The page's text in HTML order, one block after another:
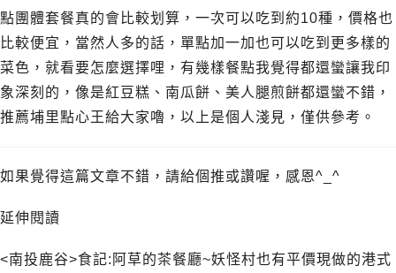
點團體套餐真的會比較划算，一次可以吃到約10種，價格也
比較便宜，當然人多的話，單點加一加也可以吃到更多樣的
菜色，就看要怎麼選擇哩，有幾樣餐點我覺得都還蠻讓我印
象深刻的，像是紅豆糕、南瓜餅、美人腿煎餅都還蠻不錯，
推薦埔里點心王給大家嚕，以上是個人淺見，僅供參考。
如果覺得這篇文章不錯，請給個推或讚喔，感恩^_^
延伸閱讀
<南投鹿谷>食記:阿草的茶餐廳~妖怪村也有平價現做的港式